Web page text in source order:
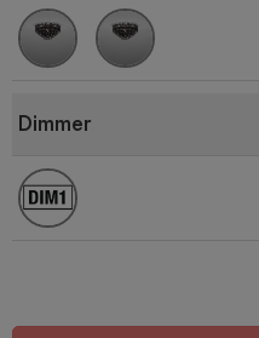
Dimmer